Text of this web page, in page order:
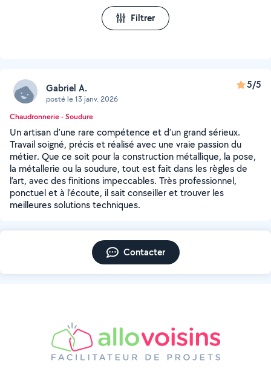
Filtrer
Gabriel A.
posté le 13 janv. 2026
5/5
Chaudronnerie - Soudure
Un artisan d’une rare compétence et d’un grand sérieux.
Travail soigné, précis et réalisé avec une vraie passion du
métier. Que ce soit pour la construction métallique, la pose,
la métallerie ou la soudure, tout est fait dans les règles de
l’art, avec des finitions impeccables. Très professionnel,
ponctuel et à l’écoute, il sait conseiller et trouver les
meilleures solutions techniques.
Contacter